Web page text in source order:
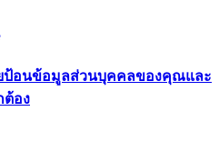
ร
อนข้อมูลส่วนบุคคลของคุณและ
ต้อง